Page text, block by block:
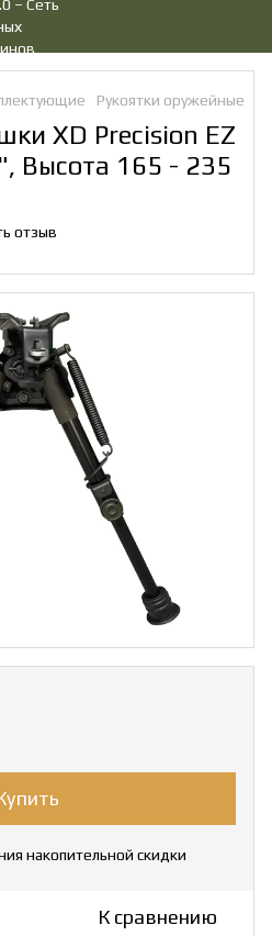
Рукоятки оружейные
XD Precision EZ
Высота 165 - 235
отзыв
накопительной скидки
К сравнению